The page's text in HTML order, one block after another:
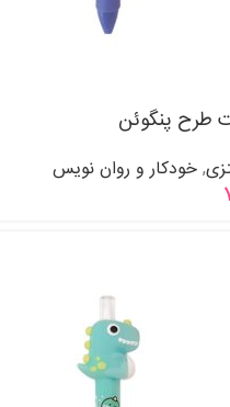
طرح پنگوئن
, خودکار و روان نویس